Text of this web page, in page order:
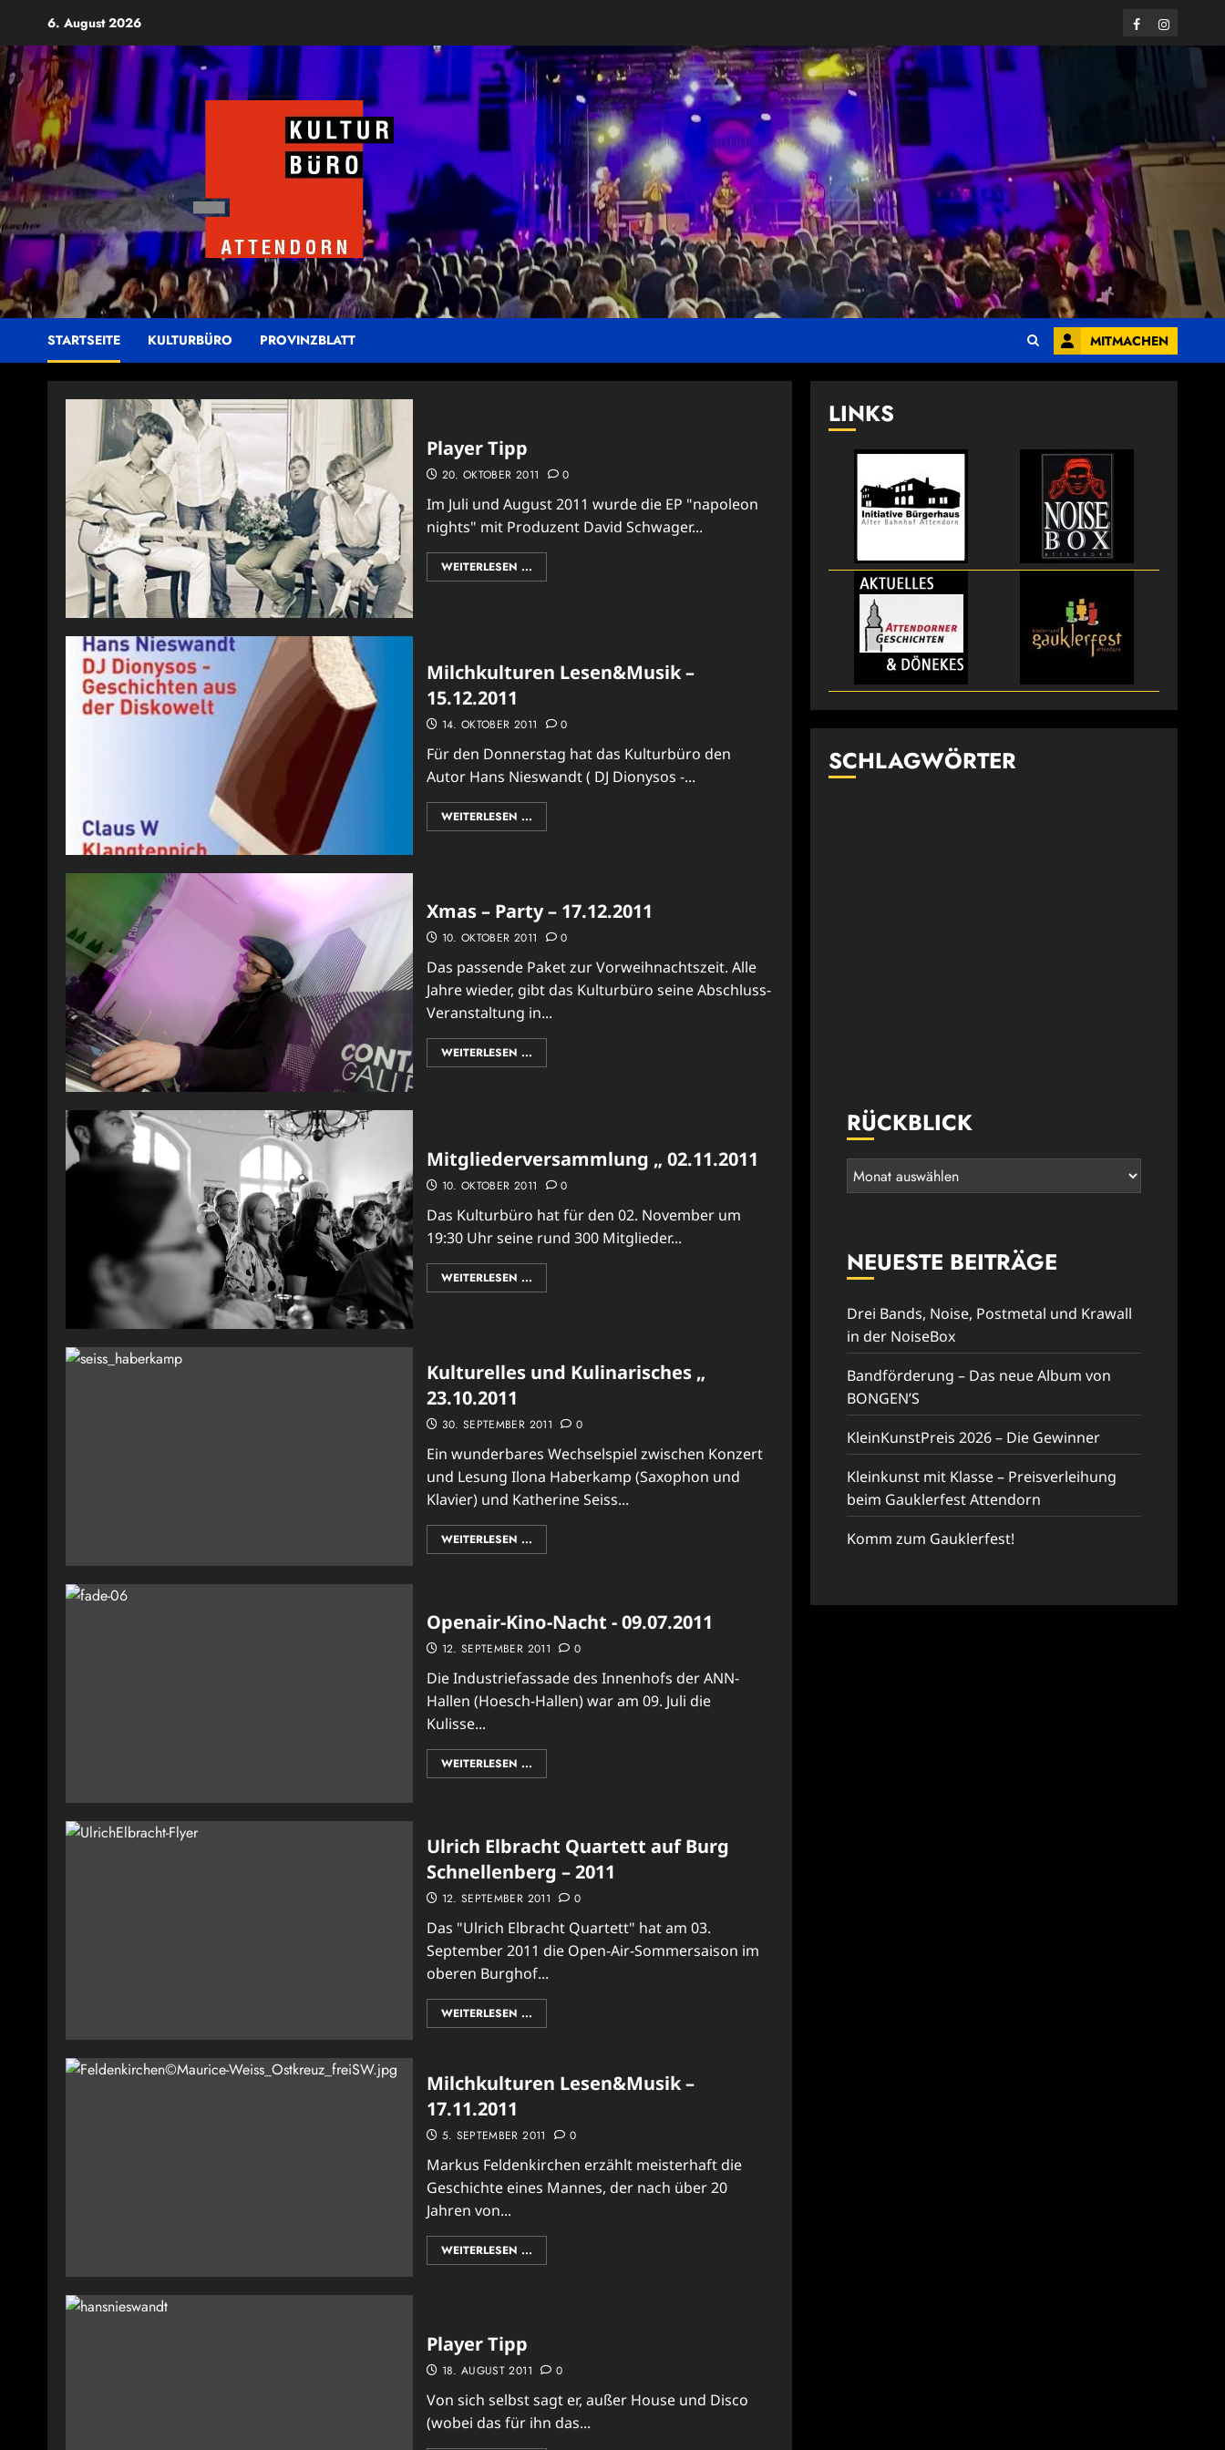
springen
6. August 2026 FacebookInstagram
STARTSEITE KULTURBÜRO PROVINZBLATT MITMACHEN
Player Tipp
20. OKTOBER 2011 0
Im Juli und August 2011 wurde die EP "napoleon
nights" mit Produzent David Schwager...
WEITERLESEN ...
Milchkulturen Lesen&Musik –
15.12.2011
14. OKTOBER 2011 0
Für den Donnerstag hat das Kulturbüro den
Autor Hans Nieswandt ( DJ Dionysos -...
WEITERLESEN ...
Xmas – Party – 17.12.2011
10. OKTOBER 2011 0
Das passende Paket zur Vorweihnachtszeit. Alle
Jahre wieder, gibt das Kulturbüro seine Abschluss-
Veranstaltung in...
WEITERLESEN ...
Mitgliederversammlung „ 02.11.2011
10. OKTOBER 2011 0
Das Kulturbüro hat für den 02. November um
19:30 Uhr seine rund 300 Mitglieder...
WEITERLESEN ...
Kulturelles und Kulinarisches „
23.10.2011
30. SEPTEMBER 2011 0
Ein wunderbares Wechselspiel zwischen Konzert
und Lesung Ilona Haberkamp (Saxophon und
Klavier) und Katherine Seiss...
WEITERLESEN ...
Openair-Kino-Nacht - 09.07.2011
12. SEPTEMBER 2011 0
Die Industriefassade des Innenhofs der ANN-
Hallen (Hoesch-Hallen) war am 09. Juli die
Kulisse...
WEITERLESEN ...
Ulrich Elbracht Quartett auf Burg
Schnellenberg – 2011
12. SEPTEMBER 2011 0
Das "Ulrich Elbracht Quartett" hat am 03.
September 2011 die Open-Air-Sommersaison im
oberen Burghof...
WEITERLESEN ...
Milchkulturen Lesen&Musik –
17.11.2011
5. SEPTEMBER 2011 0
Markus Feldenkirchen erzählt meisterhaft die
Geschichte eines Mannes, der nach über 20
Jahren von...
WEITERLESEN ...
Player Tipp
18. AUGUST 2011 0
Von sich selbst sagt er, außer House und Disco
(wobei das für ihn das...
LINKS
SCHLAGWÖRTER
RÜCKBLICK
Rückblick
NEUESTE BEITRÄGE
Drei Bands, Noise, Postmetal und Krawall
in der NoiseBox
Bandförderung – Das neue Album von
BONGEN’S
KleinKunstPreis 2026 – Die Gewinner
Kleinkunst mit Klasse – Preisverleihung
beim Gauklerfest Attendorn
Komm zum Gauklerfest!